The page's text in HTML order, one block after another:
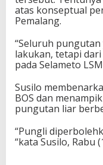
atas konseptual
Pemalang.
“Seluruh
lakukan, tetapi dari
pada Selameto
Susilo
BOS dan
pungutan liar
“Pungli
“kata Susilo, Rabu